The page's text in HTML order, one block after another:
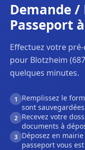
Demande
Passeport
Effectuez votre
pour Blotzheim
quelques minutes.
1
Remplissez le
sont
2 Recevez votre
documents à
3 Déposez en
passeport vous